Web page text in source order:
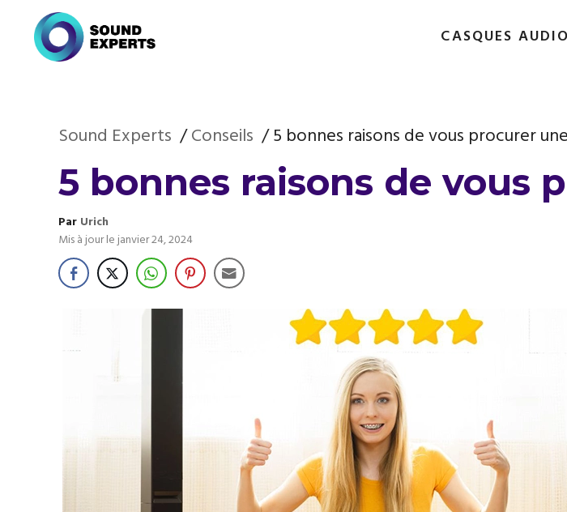
contenu
CASQUES AUDIO
Sound Experts Conseils 5 bonnes raisons de vous procurer
5 bonnes raisons de vous
Par Urich
Mis à jour lejanvier 24, 2024